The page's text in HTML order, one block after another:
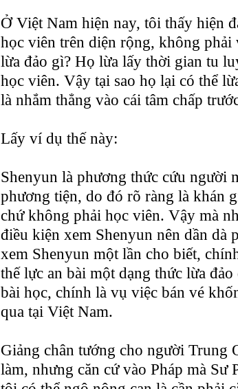
Ở Việt Nam hiện nay, tôi thấy hiện
học viên trên diện rộng, không
lừa đảo gì? Họ lừa lấy thời gian tu
học viên. Vậy tại sao họ lại có thể
là nhắm thẳng vào cái tâm chấp
Lấy ví dụ thế này:
Shenyun là phương thức cứu người
phương tiện, do đó rõ ràng là khán
chứ không phải học viên. Vậy mà
điều kiện xem Shenyun nên dần dà
xem Shenyun một lần cho biết,
thế lực an bài một dạng thức lừa
bài học, chính là vụ việc bán vé
qua tại Việt Nam.
Giảng chân tướng cho người Trung
làm, nhưng căn cứ vào Pháp mà